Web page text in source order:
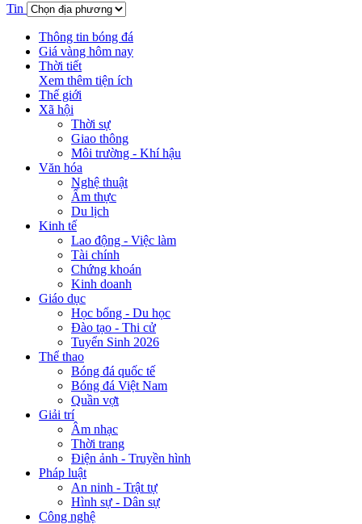
Tin
Thông tin bóng đá
Giá vàng hôm nay
Thời tiết
Xem thêm tiện ích
Thế giới
Xã hội
Thời sự
Giao thông
Môi trường - Khí hậu
Văn hóa
Nghệ thuật
Ẩm thực
Du lịch
Kinh tế
Lao động - Việc làm
Tài chính
Chứng khoán
Kinh doanh
Giáo dục
Học bổng - Du học
Đào tạo - Thi cử
Tuyển Sinh 2026
Thể thao
Bóng đá quốc tế
Bóng đá Việt Nam
Quần vợt
Giải trí
Âm nhạc
Thời trang
Điện ảnh - Truyền hình
Pháp luật
An ninh - Trật tự
Hình sự - Dân sự
Công nghệ